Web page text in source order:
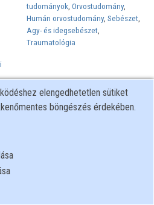
tudományok, Orvostudomány,
Humán orvostudomány, Sebészet,
Agy- és idegsebészet,
Traumatológia
közti idült vérömleny (subduralis
kötőszöveti hegesedés )
St. John’s Hospital Dept of
Agency
elengedhetetlen sütiket
böngészés érdekében.